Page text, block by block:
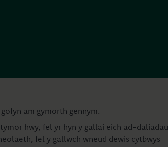
am gymorth gennym.
hwy, fel yr hyn y gallai eich ad-daliadau
fel y gallwch wneud dewis cytbwys